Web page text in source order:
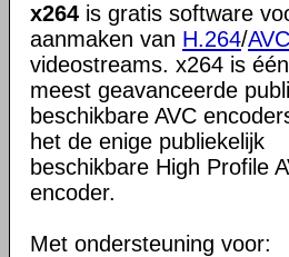
x264 is gratis software
aanmaken van H.264/AVC
videostreams. x264 is
meest geavanceerde
beschikbare AVC
het de enige publiekelijk
beschikbare High Profile
encoder.
Met ondersteuning voor: